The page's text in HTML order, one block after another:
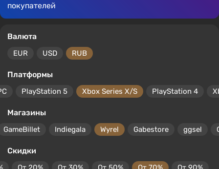
покупателей
Валюта
EUR USD RUB
Платформы
PlayStation 5 Xbox Series X/S PlayStation 4
Магазины
GameBillet Indiegala Wyrel Gabestore ggsel
Скидки